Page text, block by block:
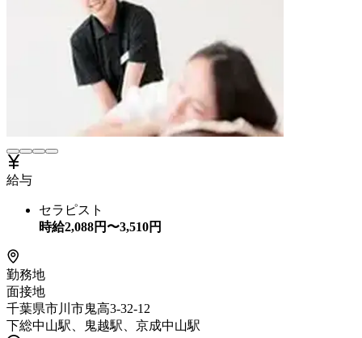
給与
セラピスト
時給2,088円〜3,510円
勤務地
面接地
千葉県市川市鬼高3-32-12
下総中山駅、鬼越駅、京成中山駅